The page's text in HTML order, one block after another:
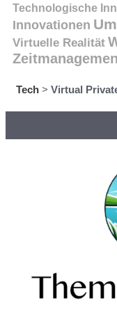
Technologische
Innovationen
Virtuelle Realität
Tech > Virtual